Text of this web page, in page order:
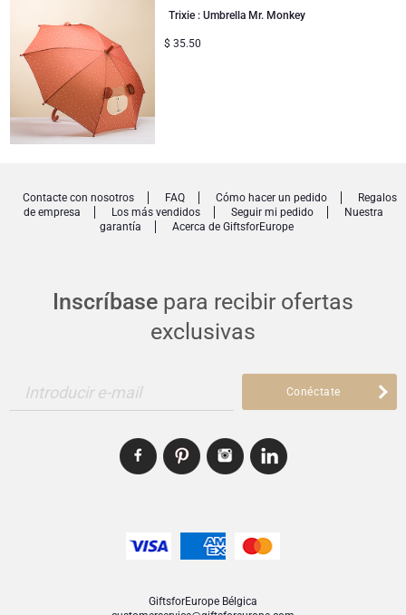
Trixie : Umbrella Mr. Monkey
$ 35.50
Inscríbase para recibir ofertas
exclusivas
Introducir e-mail Conéctate
Contacte con nosotros FAQ Cómo hacer un pedido
Regalos
de empresa
Los más vendidos Seguir mi pedido
Nuestra
garantía
Acerca de GiftsforEurope
GiftsforEurope Bélgica